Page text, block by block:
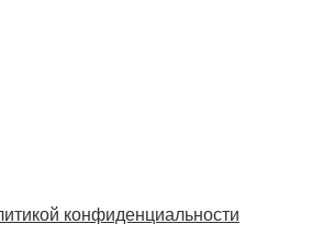
конфиденциальности